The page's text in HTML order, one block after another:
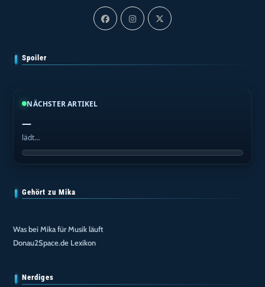
Spoiler
NÄCHSTER ARTIKEL
—
lädt…
Gehört zu Mika
Was bei Mika für Musik läuft
Donau2Space.de Lexikon
Nerdiges